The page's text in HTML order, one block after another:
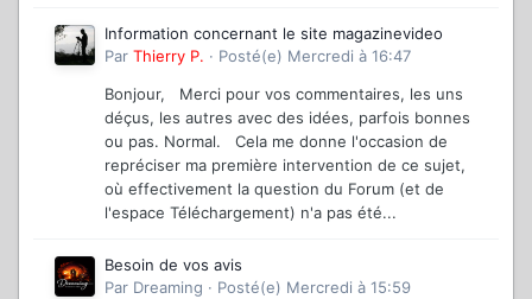
Information concernant le site magazinevideo
Par Thierry P. · Posté(e) Mercredi à 16:47
Bonjour, Merci pour vos commentaires, les uns
déçus, les autres avec des idées, parfois bonnes
ou pas. Normal. Cela me donne l'occasion de
repréciser ma première intervention de ce sujet,
où effectivement la question du Forum (et de
l'espace Téléchargement) n'a pas été...
Besoin de vos avis
Par Dreaming · Posté(e) Mercredi à 15:59